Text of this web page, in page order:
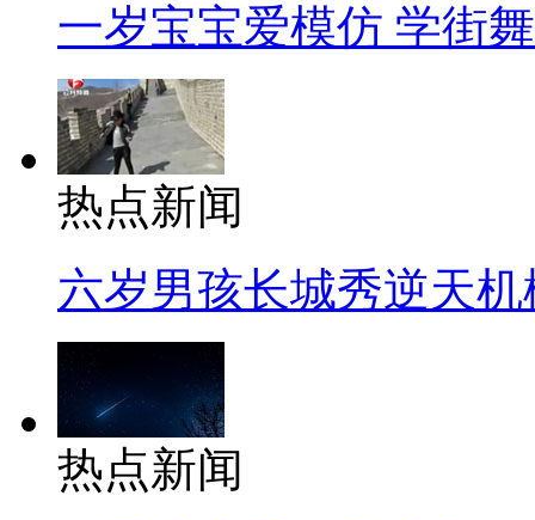
一岁宝宝爱模仿 学街
热点新闻
六岁男孩长城秀逆天机
热点新闻